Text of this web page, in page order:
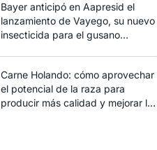
Bayer anticipó en Aapresid el
lanzamiento de Vayego, su nuevo
insecticida para el gusano
Carne Holando: cómo aprovechar
el potencial de la raza para
producir más calidad y mejorar la